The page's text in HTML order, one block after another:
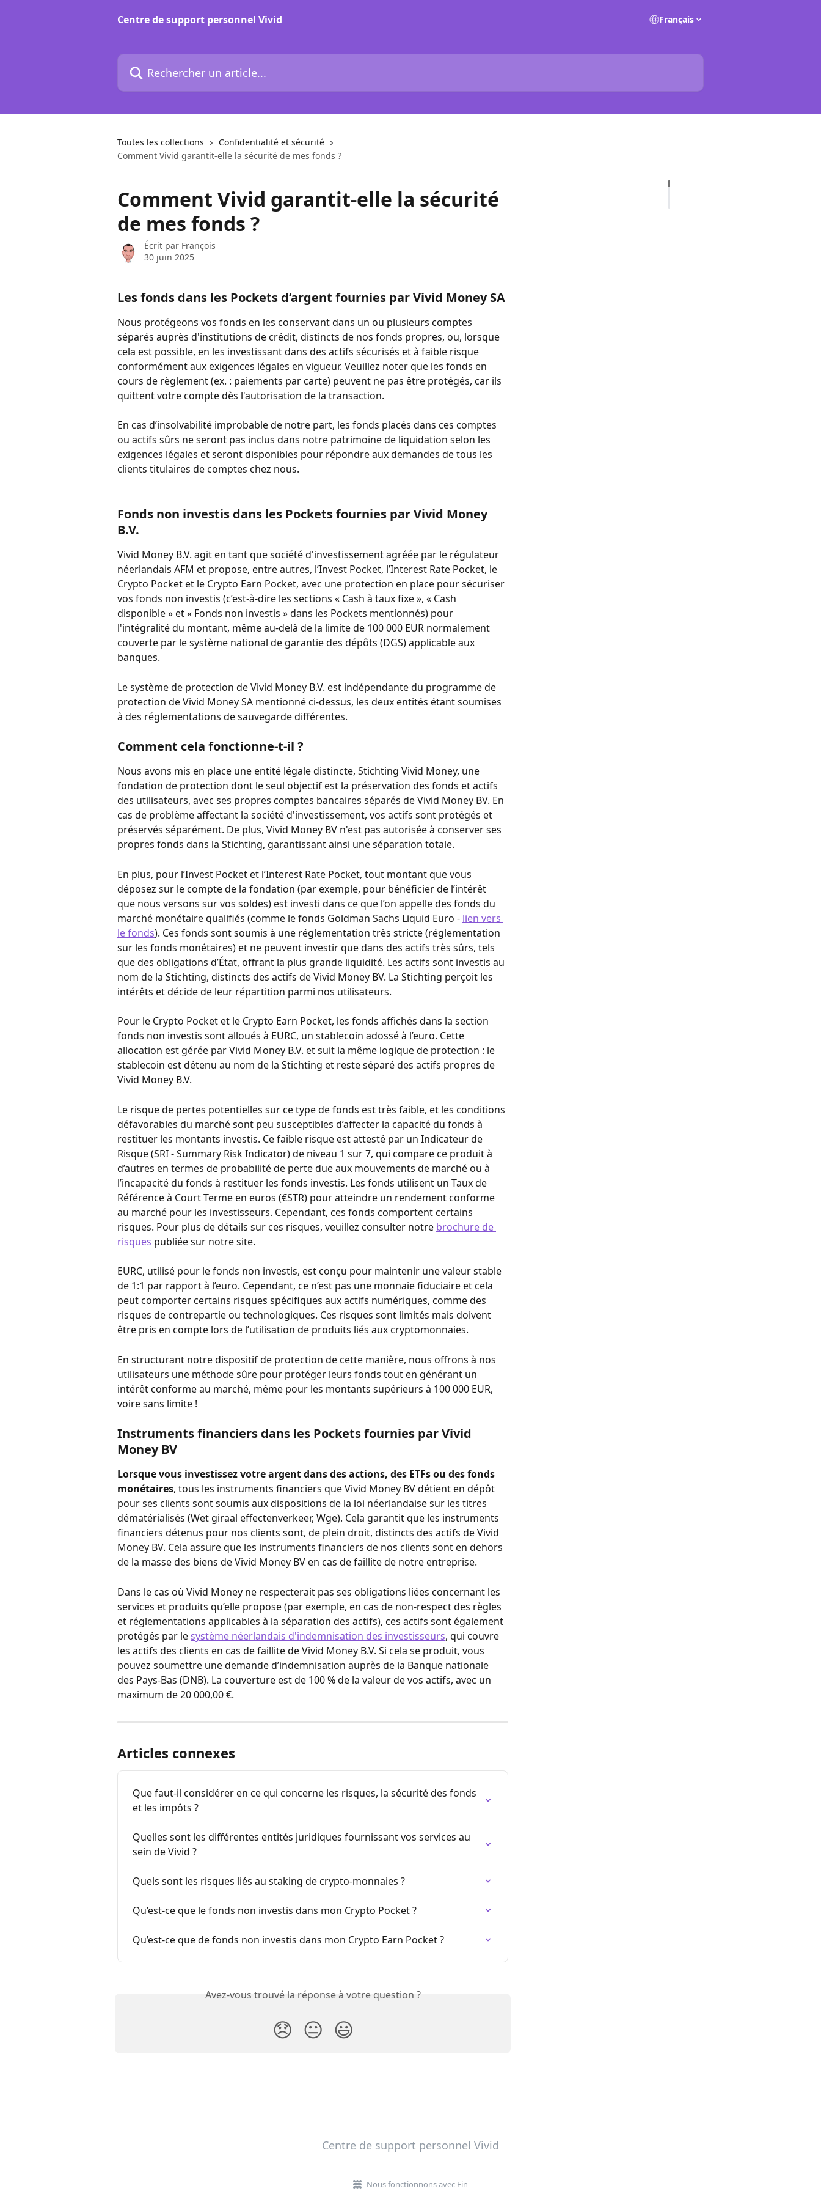
Centre de support personnel Vivid
Français
Rechercher un article...
Toutes les collections
Confidentialité et sécurité
Comment Vivid garantit-elle la sécurité de mes fonds ?
Comment Vivid garantit-elle la sécurité
de mes fonds ?
Écrit par François
30 juin 2025
Les fonds dans les Pockets d’argent fournies par Vivid Money SA
Nous protégeons vos fonds en les conservant dans un ou plusieurs comptes
séparés auprès d'institutions de crédit, distincts de nos fonds propres, ou, lorsque
cela est possible, en les investissant dans des actifs sécurisés et à faible risque
conformément aux exigences légales en vigueur. Veuillez noter que les fonds en
cours de règlement (ex. : paiements par carte) peuvent ne pas être protégés, car ils
quittent votre compte dès l'autorisation de la transaction.
En cas d’insolvabilité improbable de notre part, les fonds placés dans ces comptes
ou actifs sûrs ne seront pas inclus dans notre patrimoine de liquidation selon les
exigences légales et seront disponibles pour répondre aux demandes de tous les
clients titulaires de comptes chez nous.
Fonds non investis dans les Pockets fournies par Vivid Money
B.V.
Vivid Money B.V. agit en tant que société d'investissement agréée par le régulateur
néerlandais AFM et propose, entre autres, l’Invest Pocket, l’Interest Rate Pocket, le
Crypto Pocket et le Crypto Earn Pocket, avec une protection en place pour sécuriser
vos fonds non investis (c’est-à-dire les sections « Cash à taux fixe », « Cash
disponible » et « Fonds non investis » dans les Pockets mentionnés) pour
l'intégralité du montant, même au-delà de la limite de 100 000 EUR normalement
couverte par le système national de garantie des dépôts (DGS) applicable aux
banques.
Le système de protection de Vivid Money B.V. est indépendante du programme de
protection de Vivid Money SA mentionné ci-dessus, les deux entités étant soumises
à des réglementations de sauvegarde différentes.
Comment cela fonctionne-t-il ?
Nous avons mis en place une entité légale distincte, Stichting Vivid Money, une
fondation de protection dont le seul objectif est la préservation des fonds et actifs
des utilisateurs, avec ses propres comptes bancaires séparés de Vivid Money BV. En
cas de problème affectant la société d'investissement, vos actifs sont protégés et
préservés séparément. De plus, Vivid Money BV n'est pas autorisée à conserver ses
propres fonds dans la Stichting, garantissant ainsi une séparation totale.
En plus, pour l’Invest Pocket et l’Interest Rate Pocket, tout montant que vous
déposez sur le compte de la fondation (par exemple, pour bénéficier de l’intérêt
que nous versons sur vos soldes) est investi dans ce que l’on appelle des fonds du
marché monétaire qualifiés (comme le fonds Goldman Sachs Liquid Euro - lien vers
le fonds). Ces fonds sont soumis à une réglementation très stricte (réglementation
sur les fonds monétaires) et ne peuvent investir que dans des actifs très sûrs, tels
que des obligations d’État, offrant la plus grande liquidité. Les actifs sont investis au
nom de la Stichting, distincts des actifs de Vivid Money BV. La Stichting perçoit les
intérêts et décide de leur répartition parmi nos utilisateurs.
Pour le Crypto Pocket et le Crypto Earn Pocket, les fonds affichés dans la section
fonds non investis sont alloués à EURC, un stablecoin adossé à l’euro. Cette
allocation est gérée par Vivid Money B.V. et suit la même logique de protection : le
stablecoin est détenu au nom de la Stichting et reste séparé des actifs propres de
Vivid Money B.V.
Le risque de pertes potentielles sur ce type de fonds est très faible, et les conditions
défavorables du marché sont peu susceptibles d’affecter la capacité du fonds à
restituer les montants investis. Ce faible risque est attesté par un Indicateur de
Risque (SRI - Summary Risk Indicator) de niveau 1 sur 7, qui compare ce produit à
d’autres en termes de probabilité de perte due aux mouvements de marché ou à
l’incapacité du fonds à restituer les fonds investis. Les fonds utilisent un Taux de
Référence à Court Terme en euros (€STR) pour atteindre un rendement conforme
au marché pour les investisseurs. Cependant, ces fonds comportent certains
risques. Pour plus de détails sur ces risques, veuillez consulter notre brochure de
risques publiée sur notre site.
EURC, utilisé pour le fonds non investis, est conçu pour maintenir une valeur stable
de 1:1 par rapport à l’euro. Cependant, ce n’est pas une monnaie fiduciaire et cela
peut comporter certains risques spécifiques aux actifs numériques, comme des
risques de contrepartie ou technologiques. Ces risques sont limités mais doivent
être pris en compte lors de l’utilisation de produits liés aux cryptomonnaies.
En structurant notre dispositif de protection de cette manière, nous offrons à nos
utilisateurs une méthode sûre pour protéger leurs fonds tout en générant un
intérêt conforme au marché, même pour les montants supérieurs à 100 000 EUR,
voire sans limite !
Instruments financiers dans les Pockets fournies par Vivid
Money BV
Lorsque vous investissez votre argent dans des actions, des ETFs ou des fonds
monétaires, tous les instruments financiers que Vivid Money BV détient en dépôt
pour ses clients sont soumis aux dispositions de la loi néerlandaise sur les titres
dématérialisés (Wet giraal effectenverkeer, Wge). Cela garantit que les instruments
financiers détenus pour nos clients sont, de plein droit, distincts des actifs de Vivid
Money BV. Cela assure que les instruments financiers de nos clients sont en dehors
de la masse des biens de Vivid Money BV en cas de faillite de notre entreprise.
Dans le cas où Vivid Money ne respecterait pas ses obligations liées concernant les
services et produits qu’elle propose (par exemple, en cas de non-respect des règles
et réglementations applicables à la séparation des actifs), ces actifs sont également
protégés par le système néerlandais d'indemnisation des investisseurs, qui couvre
les actifs des clients en cas de faillite de Vivid Money B.V. Si cela se produit, vous
pouvez soumettre une demande d’indemnisation auprès de la Banque nationale
des Pays-Bas (DNB). La couverture est de 100 % de la valeur de vos actifs, avec un
maximum de 20 000,00 €.
Articles connexes
Que faut-il considérer en ce qui concerne les risques, la sécurité des fonds
et les impôts ?
Quelles sont les différentes entités juridiques fournissant vos services au
sein de Vivid ?
Quels sont les risques liés au staking de crypto-monnaies ?
Qu’est-ce que le fonds non investis dans mon Crypto Pocket ?
Qu’est-ce que de fonds non investis dans mon Crypto Earn Pocket ?
Avez-vous trouvé la réponse à votre question ?
😞 😐 😃
Centre de support personnel Vivid
Nous fonctionnons avec Fin